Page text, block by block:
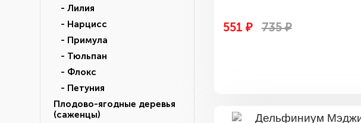
- Лилия
- Нарцисс
- Примула
- Тюльпан
- Флокс
- Петуния
Плодово-ягодные деревья
(саженцы)
551 ₽ 735 ₽